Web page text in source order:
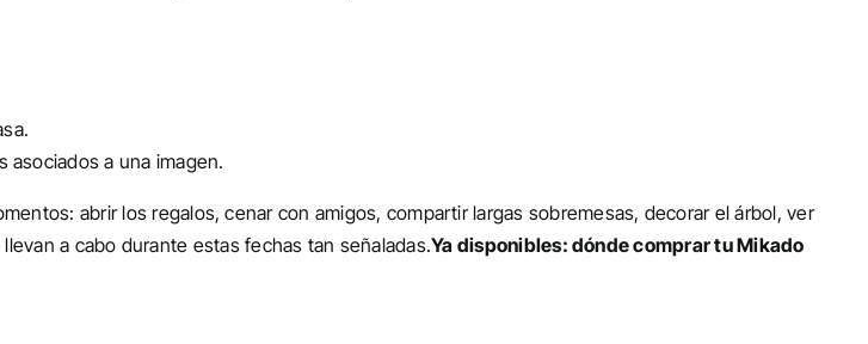
asociados a una imagen.
abrir los regalos, cenar con amigos, compartir largas sobremesas, decorar el árbol, ver
a cabo durante estas fechas tan señaladas.Ya disponibles: dónde comprar tu Mikado